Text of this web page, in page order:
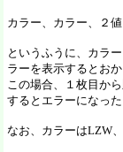
カラー、カラー、２
というふうに、カラ
ラーを表示するとお
この場合、１枚目か
するとエラーになっ
なお、カラーはLZW